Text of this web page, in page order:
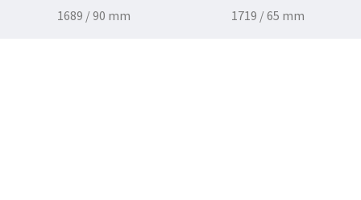
1689 / 90 mm 1719 / 65 mm